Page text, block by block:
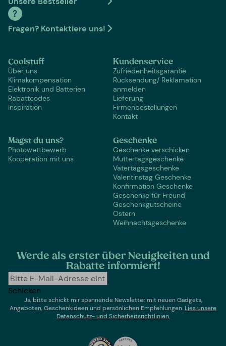
Fragen? Kontaktiere uns!
Coolstuff
Über uns
Klimakompensation
Elektronik und Batterien
Rabattcodes
Inspiration
Kundenservice
Zufriedenheitsgarantie
Rücksendung/ Reklamation
anmelden
Lieferung
Firmenbestellungen
Kontakt
Magst du uns?
Photowettbewerb
Kooperation mit uns
Geschenke
Geschenke verschicken
Muttertagsgeschenke
Vatertagsgeschenke
Valentinstag Geschenke
Konfirmation Geschenke
Geschenke für Freund
Geschenkgutscheine
Ostern
Weihnachtsgeschenke
Werde als erster über Neuigkeiten und
Rabatte informiert!
Schicken
Ja, bitte schickt mir spannende Newsletter mit neuen Gadgets,
Angeboten, Geschenkideen und persönlichen Empfehlungen. Lies unsere
Datenschutz- und Sicherheitsrichtlinien.